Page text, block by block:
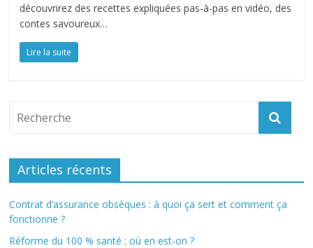
découvrirez des recettes expliquées pas-à-pas en vidéo, des
contes savoureux…
Lire la suite
Articles récents
Contrat d’assurance obsèques : à quoi ça sert et comment ça
fonctionne ?
Réforme du 100 % santé : où en est-on ?